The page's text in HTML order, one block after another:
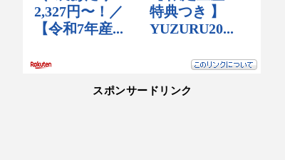
スポンサードリンク